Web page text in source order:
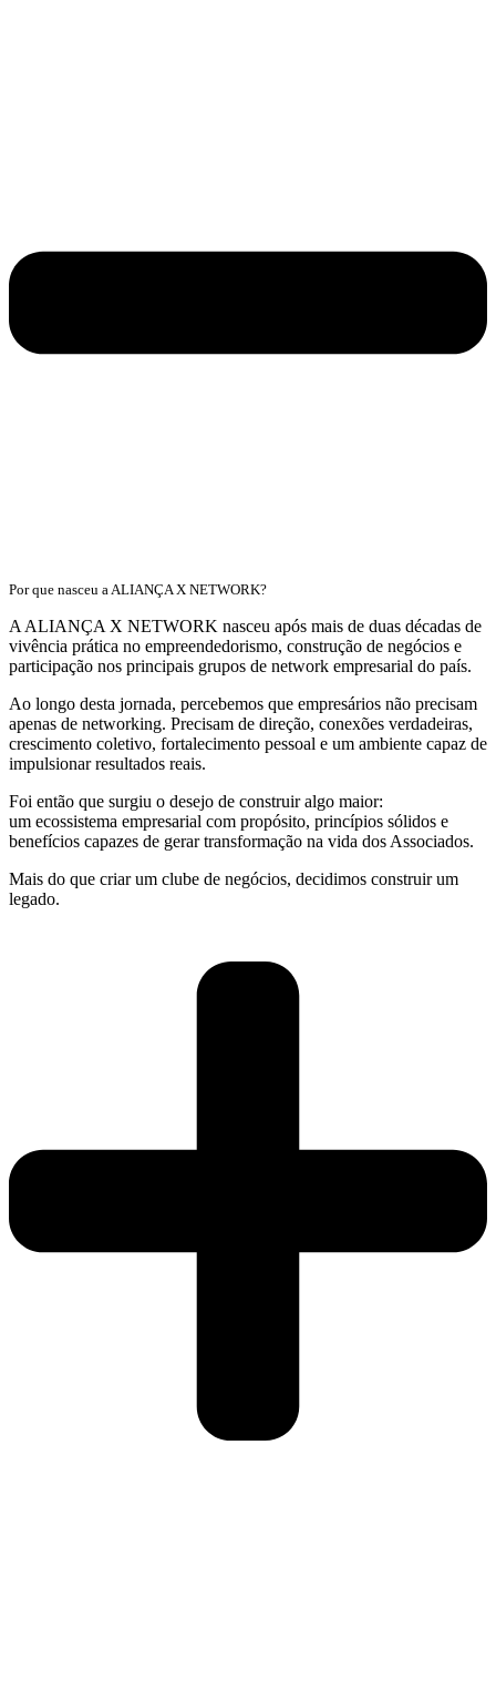
Por que nasceu a ALIANÇA X NETWORK?
A ALIANÇA X NETWORK nasceu após mais de duas décadas de
vivência prática no empreendedorismo, construção de negócios e
participação nos principais grupos de network empresarial do país.
Ao longo desta jornada, percebemos que empresários não precisam
apenas de networking. Precisam de direção, conexões verdadeiras,
crescimento coletivo, fortalecimento pessoal e um ambiente capaz de
impulsionar resultados reais.
Foi então que surgiu o desejo de construir algo maior:
um ecossistema empresarial com propósito, princípios sólidos e
benefícios capazes de gerar transformação na vida dos Associados.
Mais do que criar um clube de negócios, decidimos construir um
legado.